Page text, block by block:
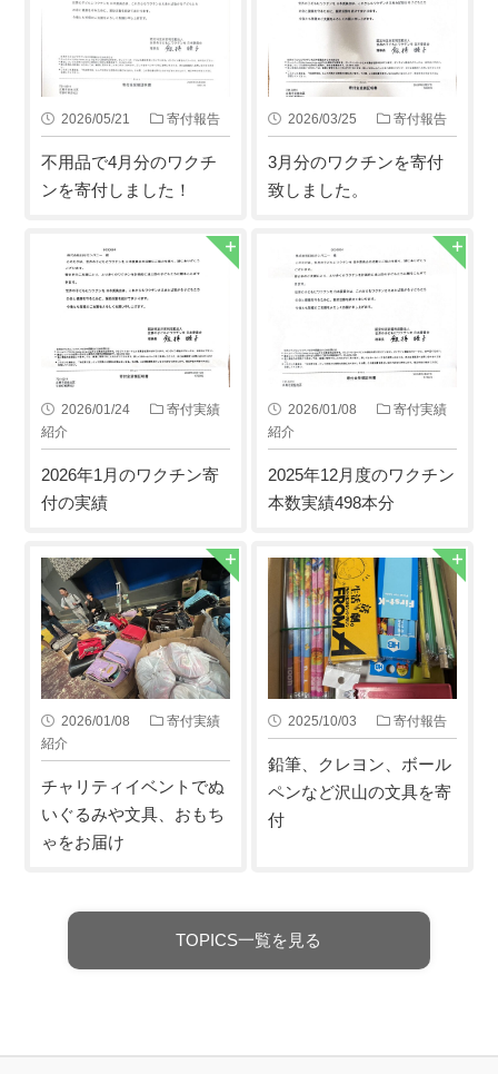
2026/05/21 寄付報告
不用品で4月分のワクチ
ンを寄付しました！
2026/03/25 寄付報告
3月分のワクチンを寄付
致しました。
2026/01/24
寄付実績
紹介
2026年1月のワクチン寄
付の実績
2026/01/08
寄付実績
紹介
2025年12月度のワクチン
本数実績498本分
2026/01/08
寄付実績
紹介
チャリティイベントでぬ
いぐるみや文具、おもち
ゃをお届け
2025/10/03 寄付報告
鉛筆、クレヨン、ボール
ペンなど沢山の文具を寄
付
TOPICS一覧を見る